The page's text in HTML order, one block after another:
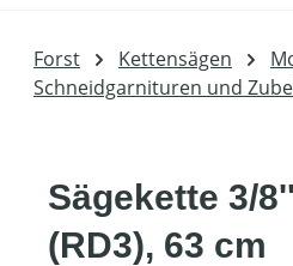
Forst Kettensägen
Schneidgarnituren und
Sägekette 3/
(RD3), 63 cm